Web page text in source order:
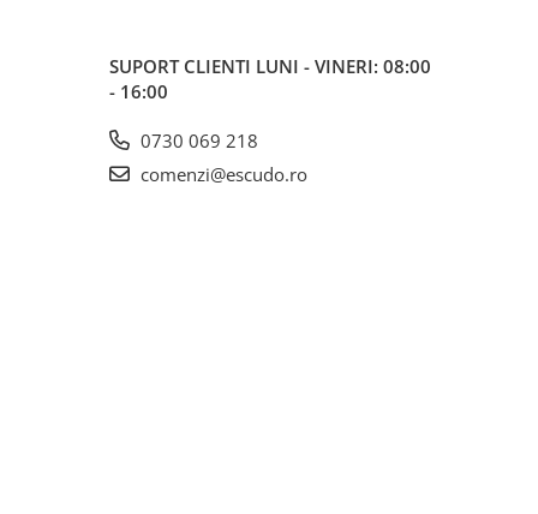
SUPORT CLIENTI LUNI - VINERI: 08:00
- 16:00
0730 069 218
comenzi@escudo.ro